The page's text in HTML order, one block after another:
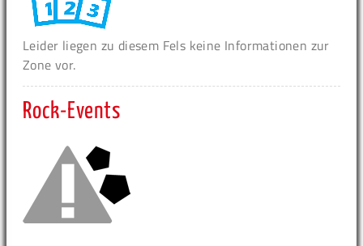
Leider liegen zu diesem Fels keine Informationen zur
Zone vor.
Rock-Events